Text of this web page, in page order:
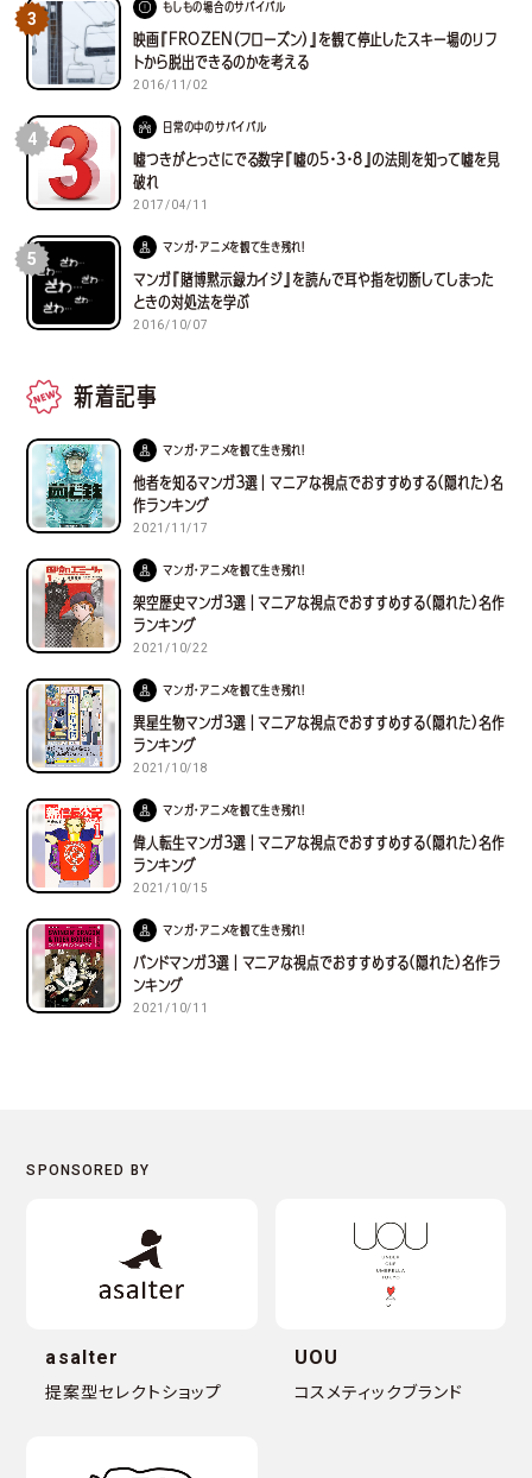
3
もしもの場合のサバイバル
映画『FROZEN（フローズン）』を観て停止したスキー場のリフ
トから脱出できるのかを考える
2016/11/02
4
日常の中のサバイバル
嘘つきがとっさにでる数字『嘘の5・3・8』の法則を知って嘘を見
破れ
2017/04/11
5
マンガ・アニメを観て生き残れ！
マンガ『賭博黙示録カイジ』を読んで耳や指を切断してしまった
ときの対処法を学ぶ
2016/10/07
新着記事
マンガ・アニメを観て生き残れ！
他者を知るマンガ３選｜マニアな視点でおすすめする(隠れた)名
作ランキング
2021/11/17
マンガ・アニメを観て生き残れ！
架空歴史マンガ３選｜マニアな視点でおすすめする(隠れた)名作
ランキング
2021/10/22
マンガ・アニメを観て生き残れ！
異星生物マンガ３選｜マニアな視点でおすすめする(隠れた)名作
ランキング
2021/10/18
マンガ・アニメを観て生き残れ！
偉人転生マンガ３選｜マニアな視点でおすすめする(隠れた)名作
ランキング
2021/10/15
マンガ・アニメを観て生き残れ！
バンドマンガ３選｜マニアな視点でおすすめする(隠れた)名作ラ
ンキング
2021/10/11
asalter
提案型セレクトショップ
UOU
コスメティックブランド